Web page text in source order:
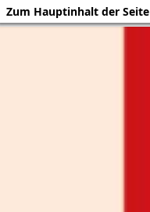
Zum Hauptinhalt der Seite